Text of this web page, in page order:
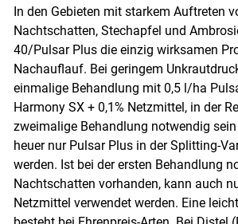
In den Gebieten mit starkem Auftreten
Nachtschatten, Stechapfel und
40/Pulsar Plus die einzig wirksamen
Nachauflauf. Bei geringem
einmalige Behandlung mit 0,5 l/ha
Harmony SX + 0,1% Netzmittel, in der
zweimalige Behandlung notwendig
heuer nur Pulsar Plus in der Splitting-
werden. Ist bei der ersten Behandlung
Nachtschatten vorhanden, kann auch
Netzmittel verwendet werden. Eine